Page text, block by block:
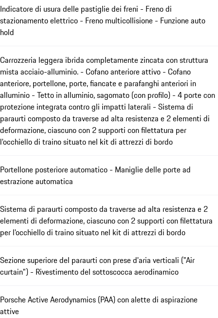
Indicatore di usura delle pastiglie dei freni - Freno di
stazionamento elettrico - Freno multicollisione - Funzione auto
hold
Carrozzeria leggera ibrida completamente zincata con struttura
mista acciaio-alluminio. - Cofano anteriore attivo - Cofano
anteriore, portellone, porte, fiancate e parafanghi anteriori in
alluminio - Tetto in alluminio, sagomato (con profilo) - 4 porte con
protezione integrata contro gli impatti laterali - Sistema di
paraurti composto da traverse ad alta resistenza e 2 elementi di
deformazione, ciascuno con 2 supporti con filettatura per
l'occhiello di traino situato nel kit di attrezzi di bordo
Portellone posteriore automatico - Maniglie delle porte ad
estrazione automatica
Sistema di paraurti composto da traverse ad alta resistenza e 2
elementi di deformazione, ciascuno con 2 supporti con filettatura
per l'occhiello di traino situato nel kit di attrezzi di bordo
Sezione superiore del paraurti con prese d'aria verticali ("Air
curtain") - Rivestimento del sottoscocca aerodinamico
Porsche Active Aerodynamics (PAA) con alette di aspirazione
attive